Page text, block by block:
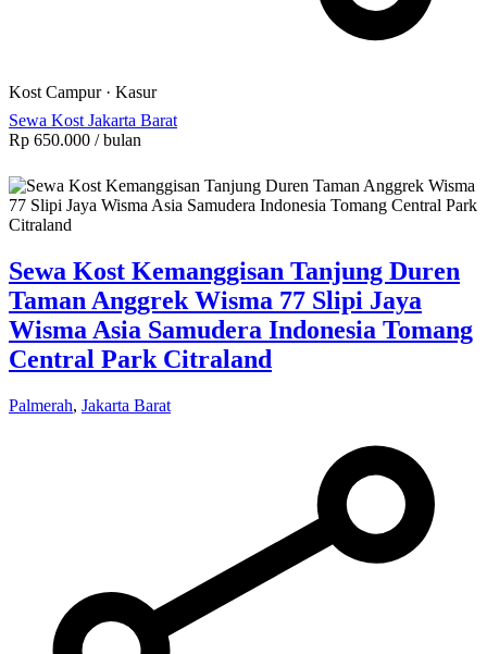
Kost Campur· Kasur
Sewa Kost Jakarta Barat
Rp 650.000 / bulan
Sewa Kost Kemanggisan Tanjung Duren
Taman Anggrek Wisma 77 Slipi Jaya
Wisma Asia Samudera Indonesia Tomang
Central Park Citraland
Palmerah, Jakarta Barat